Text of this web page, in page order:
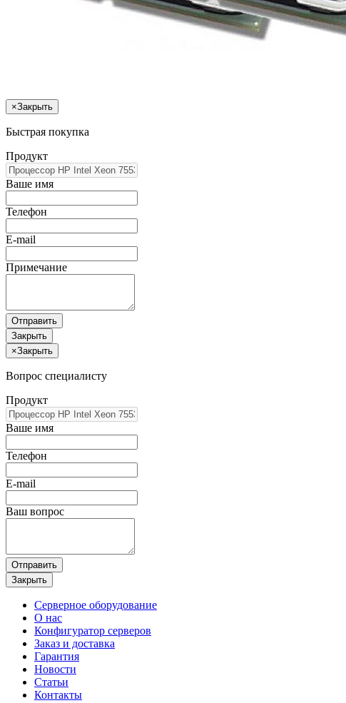
×Закрыть
Быстрая покупка
Продукт
Ваше имя
Телефон
E-mail
Примечание
Отправить
Закрыть
×Закрыть
Вопрос специалисту
Продукт
Ваше имя
Телефон
E-mail
Ваш вопрос
Отправить
Закрыть
Серверное оборудование
О нас
Конфигуратор серверов
Заказ и доставка
Гарантия
Новости
Статьи
Контакты